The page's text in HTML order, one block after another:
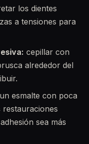
los dientes
a tensiones para
cepillar con
alrededor del
un esmalte con poca
sea más